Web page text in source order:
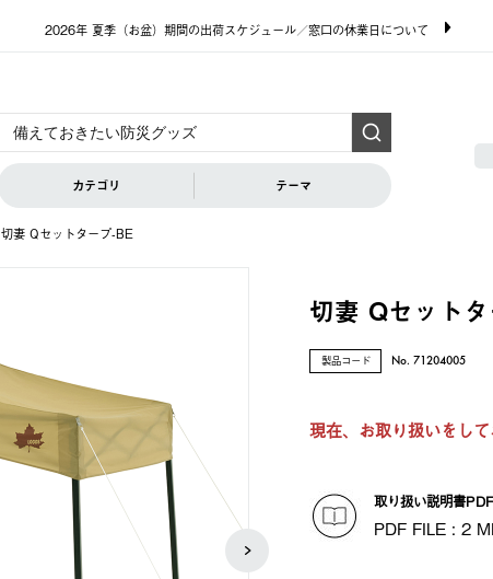
2026年 夏季（お盆）期間の出荷スケジュール／窓口の休業日について
カテゴリ テーマ
切妻 Qセットタープ-BE
切妻 Qセット
製品コード No. 71204005
現在、お取り扱いをし
取り扱い説明書
PDF FILE : 2